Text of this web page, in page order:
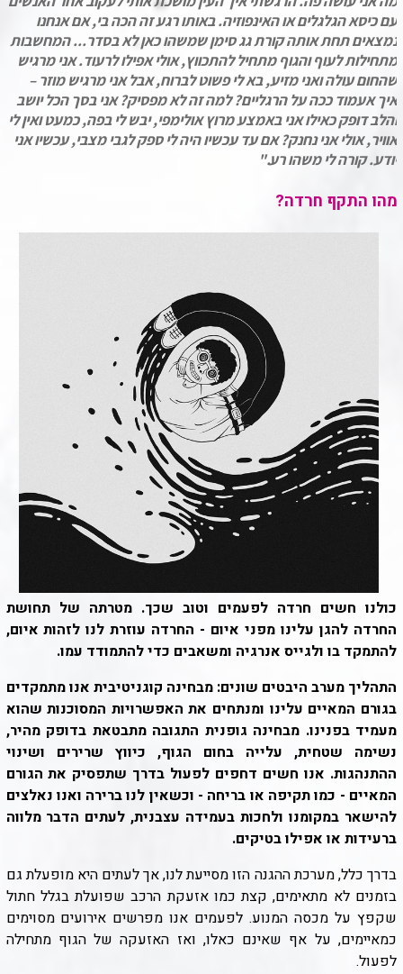
עם כיסא הגלגלים או האינפוזיה. באותו רגע זה הכה בי, אם אנחנו
נמצאים תחת אותה קורת גג סימן שמשהו כאן לא בסדר... המחשבות
מתחילות לעוף והגוף מתחיל להתכווץ, אולי אפילו לרעוד. אני מרגיש
שהחום עולה ואני מזיע, בא לי פשוט לברוח, אבל אני מרגיש מוזר –
איך אעמוד ככה על הרגליים? למה זה לא מפסיק? אני בסך הכל יושב
והלב דופק כאילו אני באמצע מרוץ אולימפי, יבש לי בפה, כמעט ואין לי
אוויר, אולי אני נחנק? אם עד עכשיו היה לי ספק לגבי מצבי, עכשיו אני
יודע. קורה לי משהו רע".
מהו התקף חרדה?
כולנו חשים חרדה לפעמים וטוב שכך. מטרתה של תחושת
החרדה להגן עלינו מפני איום - החרדה עוזרת לנו לזהות איום,
להתמקד בו ולגייס אנרגיה ומשאבים כדי להתמודד עמו.
התהליך מערב היבטים שונים: מבחינה קוגניטיבית אנו מתמקדים
בגורם המאיים עלינו ומנתחים את האפשרויות המסוכנות שהוא
מעמיד בפנינו. מבחינה גופנית התגובה מתבטאת בדופק מהיר,
נשימה שטחית, עלייה בחום הגוף, כיווץ שרירים ושינוי
ההתנהגות. אנו חשים דחפים לפעול בדרך שתפסיק את הגורם
המאיים - כמו תקיפה או בריחה - וכשאין לנו ברירה ואנו נאלצים
להישאר במקומנו ולחכות בעמידה עצבנית, לעתים הדבר מלווה
ברעידות או אפילו בטיקים.
בדרך כלל, מערכת ההגנה הזו מסייעת לנו, אך לעתים היא מופעלת גם
בזמנים לא מתאימים, קצת כמו אזעקת הרכב שפועלת בגלל חתול
שקפץ על מכסה המנוע. לפעמים אנו מפרשים אירועים מסוימים
כמאיימים, על אף שאינם כאלו, ואז האזעקה של הגוף מתחילה
לפעול.